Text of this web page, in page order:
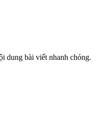
dung bài viết nhanh chóng.